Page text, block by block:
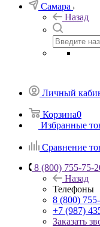
Самара
Назад
Личный
Корзина0
Избранные
Сравнение
8 (800) 755-75-
Назад
Телефоны
8 (800)
+7 (987)
Заказать